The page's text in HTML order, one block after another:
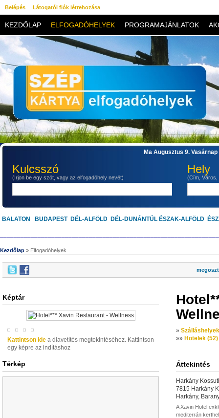
Belépés Látogatói fiók létrehozása
KEZDŐLAP ELFOGADÓHELYEK PROGRAMAJÁNLATOK
KAPCSOLAT
Ma Augusztus 9.
Kulcsszó
(Irjon be egy szót, vagy az elfogadóhely nevét)
Hely
(Cím,
BALATON BUDAPEST DÉL-ALFÖLD DÉL-DUNÁNTÚL ÉSZAK-ALFÖLD
Kezdőlap » Elfogadóhelyek
Képtár
Kattintson ide a diavetítés megtekintéséhez. Kattintson
egy képre az indításhoz
Térkép
»
»» Hotelek (52)
Áttekintés
Harkány
7815 Harkány
Harkány,
A Xavin Hotel
mediterrán